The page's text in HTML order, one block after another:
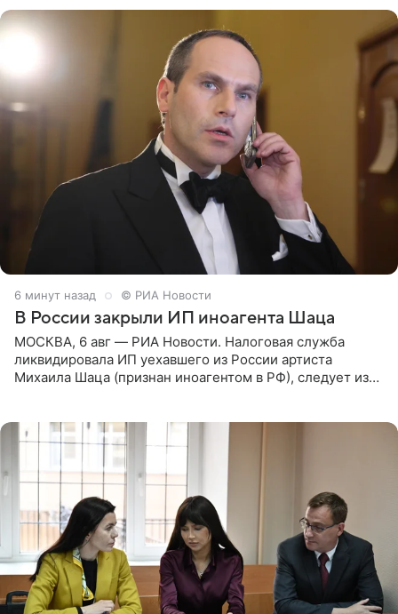
6 минут назад © РИА Новости
В России закрыли ИП иноагента Шаца
МОСКВА, 6 авг — РИА Новости. Налоговая служба
ликвидировала ИП уехавшего из России артиста
Михаила Шаца (признан иноагентом в РФ), следует из